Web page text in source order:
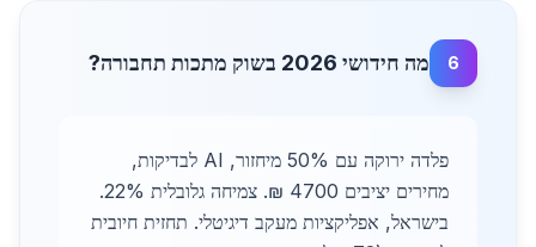
6 מה חידושי 2026 בשוק מתכות תחבורה?
פלדה ירוקה עם 50% מיחזור, AI לבדיקות,
מחירים יציבים 4700 ₪. צמיחה גלובלית 22%.
בישראל, אפליקציות מעקב דיגיטלי. תחזית חיובית